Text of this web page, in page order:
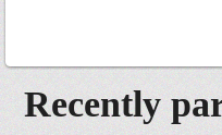
Recently